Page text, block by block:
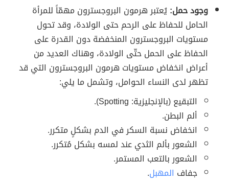
وجود حمل:يُعتبر هرمون البروجسترون مهمّاً للمرأة
الحامل للحفاظ على الرحم حتى الولادة، وقد تحول
مستويات البروجسترون المنخفضة دون القدرة على
الحفاظ على الحمل حتّى الولادة، وهناك العديد من
أعراض انخفاض مستويات هرمون البروجسترون التي قد
تظهر لدى النساء الحوامل، وتشمل ما يلي:
التبقيع (بالإنجليزية: Spotting).
ألم البطن.
انخفاض نسبة السكر في الدم بشكلٍ متكرر.
الشعور بألم الثدي عند لمسه بشكل مُتكرر.
الشعور بالتعب المستمر.
جفاف المهبل.